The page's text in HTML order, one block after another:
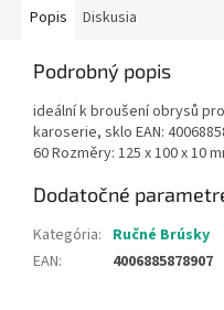
Popis Diskusia
Podrobný popis
ideální k broušení obrysů
karoserie, sklo EAN:
60 Rozměry: 125 x 100 x 10
Dodatočné
Kategória: Ručné Brúsky
EAN: 4006885878907